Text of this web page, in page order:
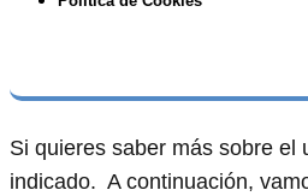
Si quieres saber más sobre el
indicado. A continuación,